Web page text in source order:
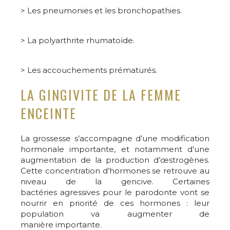
> Les pneumonies et les bronchopathies.
> La polyarthrite rhumatoïde.
> Les accouchements prématurés.
LA GINGIVITE DE LA FEMME
ENCEINTE
La grossesse s’accompagne d’une modification
hormonale importante, et notamment d’une
augmentation de la production d’œstrogènes.
Cette concentration d’hormones se retrouve au
niveau de la gencive. Certaines
bactéries agressives pour le parodonte vont se
nourrir en priorité de ces hormones : leur
population va augmenter de
manière importante.